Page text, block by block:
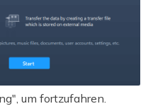
um fortzufahren.